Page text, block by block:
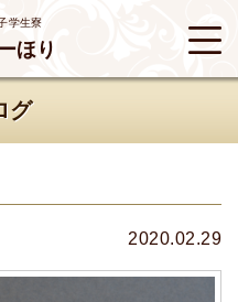
学生寮
ほり
グ
2020.02.29